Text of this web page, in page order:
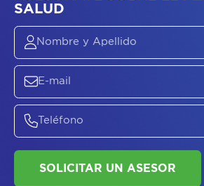
ASESORATE SOBRE
SALUD